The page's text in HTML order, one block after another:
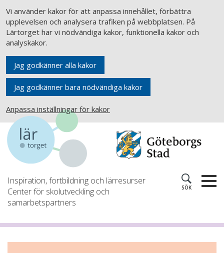
Vi använder kakor för att anpassa innehållet, förbättra
upplevelsen och analysera trafiken på webbplatsen. På
Lärtorget har vi nödvändiga kakor, funktionella kakor och
analyskakor.
Jag godkänner alla kakor
Jag godkänner bara nödvändiga kakor
Anpassa inställningar för kakor
Inspiration, fortbildning och lärresurser
Center för skolutveckling och
samarbetspartners
SÖK